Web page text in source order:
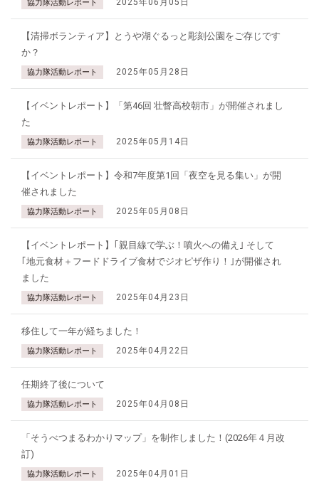
協力隊活動レポート 2025年06月05日
【清掃ボランティア】とうや湖ぐるっと彫刻公園をご存じです
か？
協力隊活動レポート 2025年05月28日
【イベントレポート】「第46回 壮瞥高校朝市」が開催されまし
た
協力隊活動レポート 2025年05月14日
【イベントレポート】令和7年度第1回「夜空を見る集い」が開
催されました
協力隊活動レポート 2025年05月08日
【イベントレポート】｢親目線で学ぶ！噴火への備え｣ そして
｢地元食材＋フードドライブ食材でジオピザ作り！｣が開催され
ました
協力隊活動レポート 2025年04月23日
移住して一年が経ちました！
協力隊活動レポート 2025年04月22日
任期終了後について
協力隊活動レポート 2025年04月08日
「そうべつまるわかりマップ」を制作しました！(2026年４月改
訂)
協力隊活動レポート 2025年04月01日